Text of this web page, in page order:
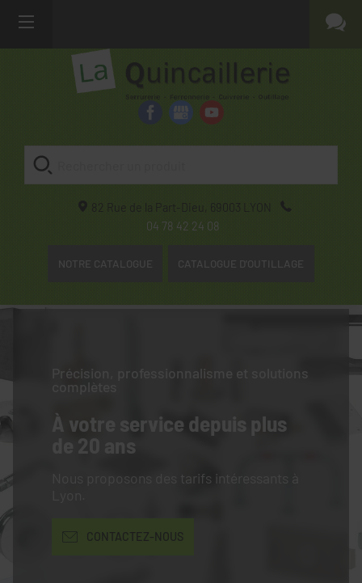
82 Rue de la Part-Dieu, 69003
LYON
04 78 42 24 08
NOTRE CATALOGUE CATALOGUE D'OUTILLAGE
Précision, professionnalisme et solutions
complètes
À votre service depuis plus
de 20 ans
Nous proposons des tarifs intéressants à
CONTACTEZ-NOUS